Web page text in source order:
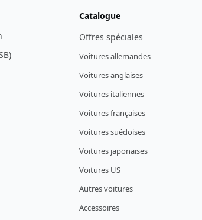
Catalogue
Offres spéciales
Voitures allemandes
Voitures anglaises
Voitures italiennes
Voitures françaises
Voitures suédoises
Voitures japonaises
Voitures US
Autres voitures
Accessoires